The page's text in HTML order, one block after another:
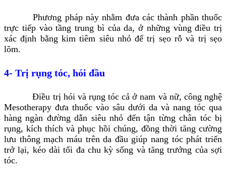
Phương pháp này nhằm đưa các thành phần thuốc
trực tiếp vào tầng trung bì của da, ở những vùng điều trị
xác định bằng kim tiêm siêu nhỏ để trị sẹo rỗ và trị sẹo
lõm.
4- Trị rụng tóc, hói đầu
Điều trị hói và rụng tóc cả ở nam và nữ, công nghệ
Mesotherapy đưa thuốc vào sâu dưới da và nang tóc qua
hàng ngàn đường dẫn siêu nhỏ đến tận từng chân tóc bị
rụng, kích thích và phục hồi chúng, đồng thời tăng cường
lưu thông mạch máu trên da đầu giúp nang tóc phát triển
trở lại, kéo dài tối đa chu kỳ sống và tăng trưởng của sợi
tóc.